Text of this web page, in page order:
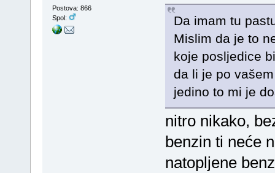
Postova: 866
Spol:
Da imam tu
Mislim da je to
koje posljedice
da li je po
jedino to mi je
nitro nikako,
benzin ti neće
natopljene